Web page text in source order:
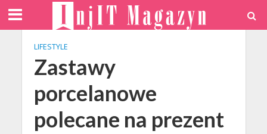
LIFESTYLE
Zastawy
porcelanowe
polecane na prezent